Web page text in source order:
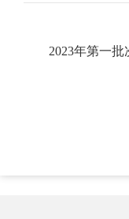
2023年第一